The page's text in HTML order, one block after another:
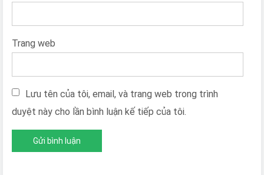
Trang web
Lưu tên của tôi, email, và trang web trong trình
duyệt này cho lần bình luận kế tiếp của tôi.